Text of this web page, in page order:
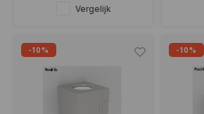
2700-3000 of 4000K
Optioneel dimbaar en
Vergelijk
-10% -10%